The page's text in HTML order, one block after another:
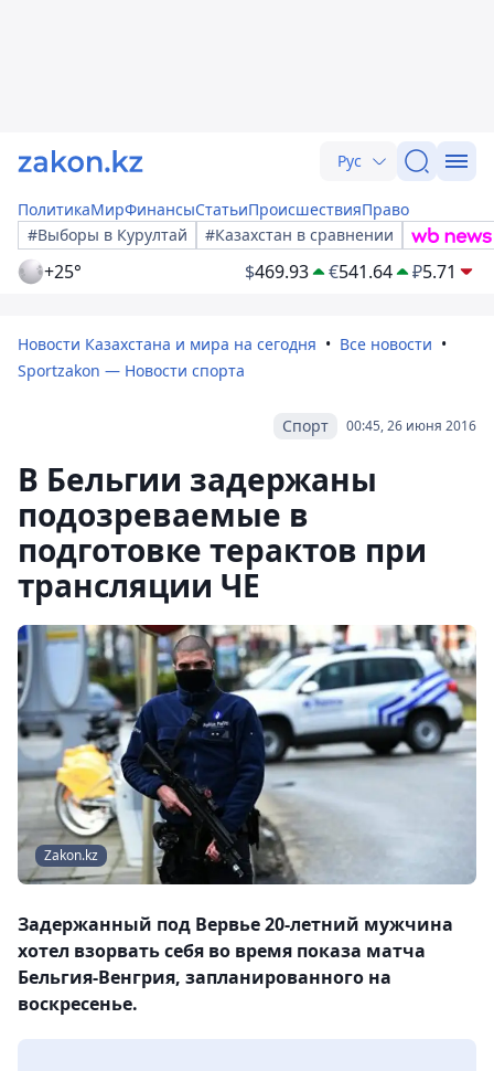
Рус
ПолитикаМирФинансыСтатьиПроисшествияПраво
#Выборы в Курултай
#Казахстан в сравнении
+25° $469.93 €541.64 ₽5.71
Новости Казахстана и мира на сегодня
Все новости
Sportzakon — Новости спорта
00:45, 26 июня 2016
Спорт
В Бельгии задержаны
подозреваемые в
подготовке терактов при
трансляции ЧЕ
Zakon.kz
Задержанный под Вервье 20-летний мужчина
хотел взорвать себя во время показа матча
Бельгия-Венгрия, запланированного на
воскресенье.